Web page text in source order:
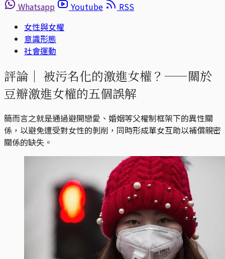
Whatsapp
Youtube
RSS
女性與女權
意識形態
社會運動
評論｜ 被污名化的激進女權？——關於
豆瓣激進女權的五個誤解
簡而言之就是通過避開戀愛、婚姻等父權制框架下的異性關
係，以避免遭受對女性的剝削，同時形成單女互助以補償親密
關係的缺失。